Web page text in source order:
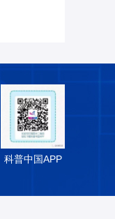
科普中国APP